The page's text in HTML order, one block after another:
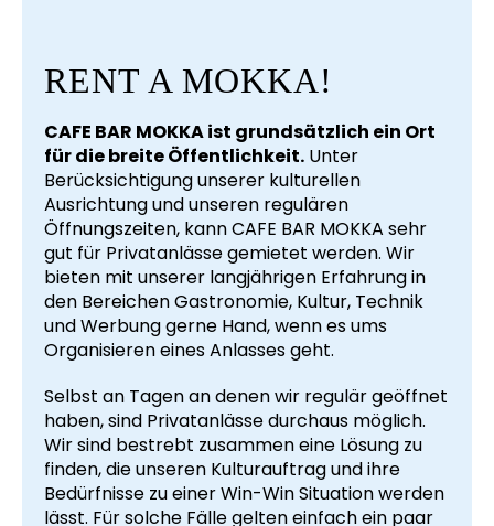
RENT A MOKKA!
CAFE BAR MOKKA ist grundsätzlich ein Ort
für die breite Öffentlichkeit. Unter
Berücksichtigung unserer kulturellen
Ausrichtung und unseren regulären
Öffnungszeiten, kann CAFE BAR MOKKA sehr
gut für Privatanlässe gemietet werden. Wir
bieten mit unserer langjährigen Erfahrung in
den Bereichen Gastronomie, Kultur, Technik
und Werbung gerne Hand, wenn es ums
Organisieren eines Anlasses geht.
Selbst an Tagen an denen wir regulär geöffnet
haben, sind Privatanlässe durchaus möglich.
Wir sind bestrebt zusammen eine Lösung zu
finden, die unseren Kulturauftrag und ihre
Bedürfnisse zu einer Win-Win Situation werden
lässt. Für solche Fälle gelten einfach ein paar